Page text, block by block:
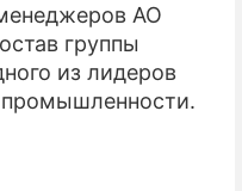
АО
группы
из лидеров